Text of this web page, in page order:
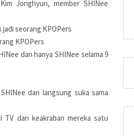
Jonghyun, member SHINee
seorang KPOPers
KPOPers
dan hanya SHINee selama 9
dan langsung suka sama
TV dan keakraban mereka satu